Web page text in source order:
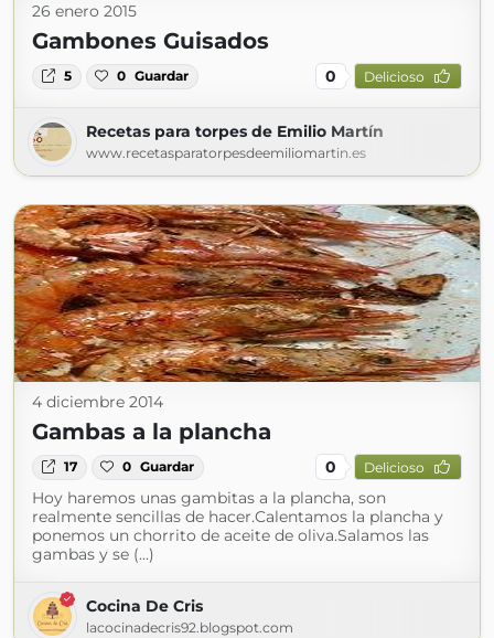
26 enero 2015
Gambones Guisados
5 0 Guardar 0 Delicioso
Recetas para torpes de Emilio Martín
www.recetasparatorpesdeemiliomartin.es
4 diciembre 2014
Gambas a la plancha
17 0 Guardar 0 Delicioso
Hoy haremos unas gambitas a la plancha, son
realmente sencillas de hacer.Calentamos la plancha y
ponemos un chorrito de aceite de oliva.Salamos las
gambas y se (...)
Cocina De Cris
lacocinadecris92.blogspot.com